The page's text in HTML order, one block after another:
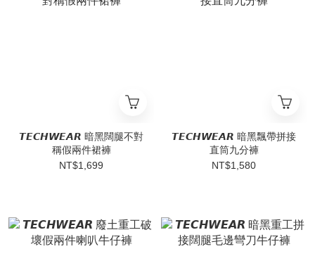
𝙏𝙀𝘾𝙃𝙒𝙀𝘼𝙍 暗黑闊腿不對
稱假兩件裙褲
NT$1,699
𝙏𝙀𝘾𝙃𝙒𝙀𝘼𝙍 暗黑飄帶拼接
直筒九分褲
NT$1,580